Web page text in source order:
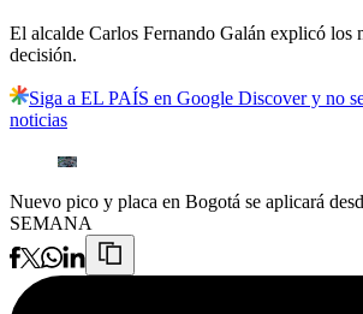
El alcalde Carlos Fernando Galán explicó los
decisión.
Siga a EL PAÍS en Google Discover y no
noticias
Nuevo pico y placa en Bogotá se aplicará
SEMANA